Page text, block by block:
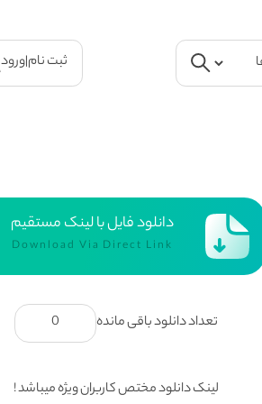
ثبت نام|ورود
دانلود فایل با لینک مستقیم
Download Via Direct Link
تعداد دانلود باقی مانده 0
لینک دانلود مختص کاربران ویژه میباشد !